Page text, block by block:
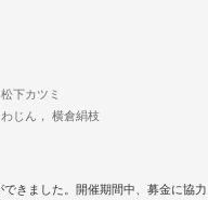
下カツミ
じん， 横倉絹枝
きました。開催期間中、募金に協